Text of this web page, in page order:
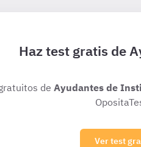
Haz test gratis de
de Ayudantes de
Ver test